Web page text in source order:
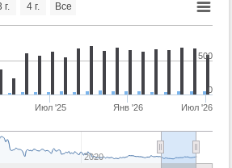
Июл '25 Янв '26 Июл '26
2020
0
500
г. 4 г. Все